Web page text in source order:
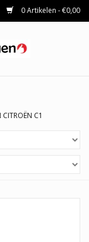
0 Artikelen - €0,00
CITROËN C1